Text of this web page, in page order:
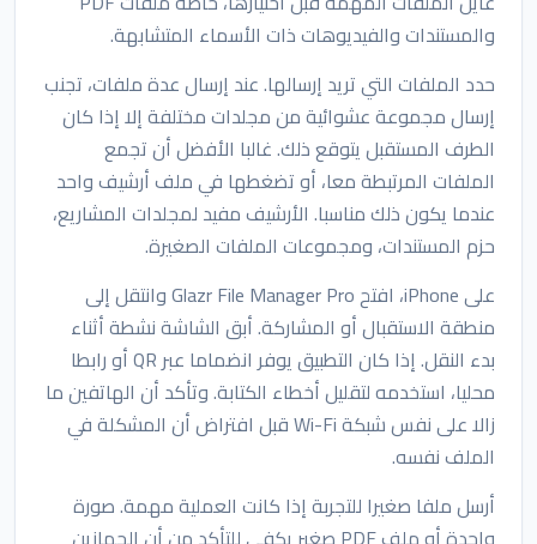
والمستندات والفيديوهات ذات الأسماء المتشابهة.
حدد الملفات التي تريد إرسالها. عند إرسال عدة ملفات، تجنب
إرسال مجموعة عشوائية من مجلدات مختلفة إلا إذا كان
الطرف المستقبل يتوقع ذلك. غالبا الأفضل أن تجمع
الملفات المرتبطة معا، أو تضغطها في ملف أرشيف واحد
عندما يكون ذلك مناسبا. الأرشيف مفيد لمجلدات المشاريع،
حزم المستندات، ومجموعات الملفات الصغيرة.
على iPhone، افتح Glazr File Manager Pro وانتقل إلى
منطقة الاستقبال أو المشاركة. أبق الشاشة نشطة أثناء
بدء النقل. إذا كان التطبيق يوفر انضماما عبر QR أو رابطا
محليا، استخدمه لتقليل أخطاء الكتابة. وتأكد أن الهاتفين ما
زالا على نفس شبكة Wi-Fi قبل افتراض أن المشكلة في
الملف نفسه.
أرسل ملفا صغيرا للتجربة إذا كانت العملية مهمة. صورة